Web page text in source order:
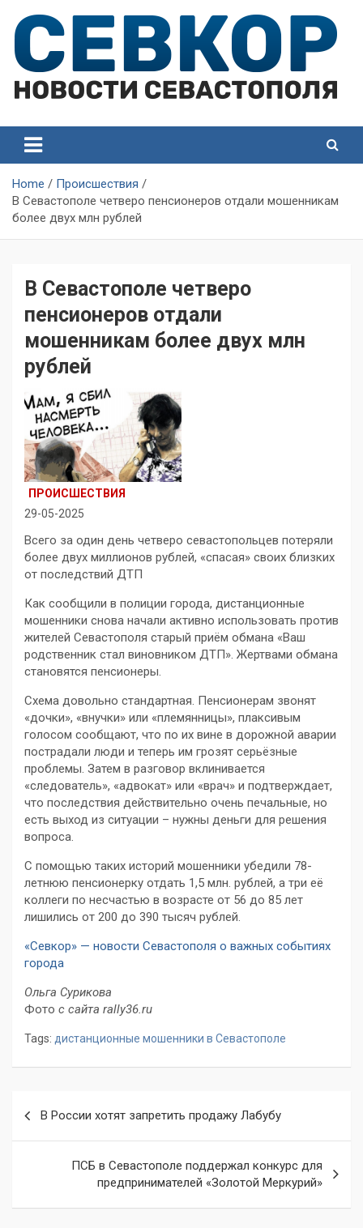
content
Севастополя
Севастополя
Home
Происшествия
В Севастополе четверо пенсионеров отдали мошенникам
более двух млн рублей
В Севастополе четверо
пенсионеров отдали
мошенникам более двух млн
рублей
ПРОИСШЕСТВИЯ
29-05-2025
Всего за один день четверо севастопольцев потеряли
более двух миллионов рублей, «спасая» своих близких
от последствий ДТП
Как сообщили в полиции города, дистанционные
мошенники снова начали активно использовать против
жителей Севастополя старый приём обмана «Ваш
родственник стал виновником ДТП». Жертвами обмана
становятся пенсионеры.
Схема довольно стандартная. Пенсионерам звонят
«дочки», «внучки» или «племянницы», плаксивым
голосом сообщают, что по их вине в дорожной аварии
пострадали люди и теперь им грозят серьёзные
проблемы. Затем в разговор вклинивается
«следователь», «адвокат» или «врач» и подтверждает,
что последствия действительно очень печальные, но
есть выход из ситуации – нужны деньги для решения
вопроса.
С помощью таких историй мошенники убедили 78-
летнюю пенсионерку отдать 1,5 млн. рублей, а три её
коллеги по несчастью в возрасте от 56 до 85 лет
лишились от 200 до 390 тысяч рублей.
«Севкор» — новости Севастополя о важных событиях
города
Ольга Сурикова
Фото с сайта rally36.ru
Tags: дистанционные мошенники в Севастополе
записям
В России хотят запретить продажу Лабубу
ПСБ в Севастополе поддержал конкурс для
предпринимателей «Золотой Меркурий»